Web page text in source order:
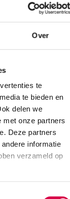
Over
te
te bieden en
delen we
met onze partners
Deze partners
informatie
verzameld op
m vrijdag van